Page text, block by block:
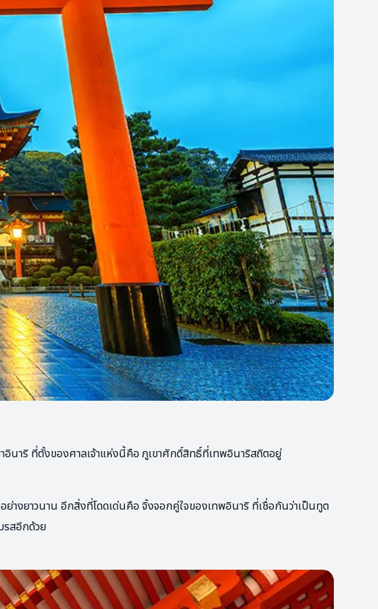
อินาริ ที่ตั้งของศาลเจ้าแห่งนี้คือ ภูเขาศักดิ์สิทธิ์ที่เทพอินาริสถิตอยู่
งยาวนาน อีกสิ่งที่โดดเด่นคือ จิ้งจอกคู่ใจของเทพอินาริ ที่เชื่อกันว่าเป็นทูต
รสอีกด้วย